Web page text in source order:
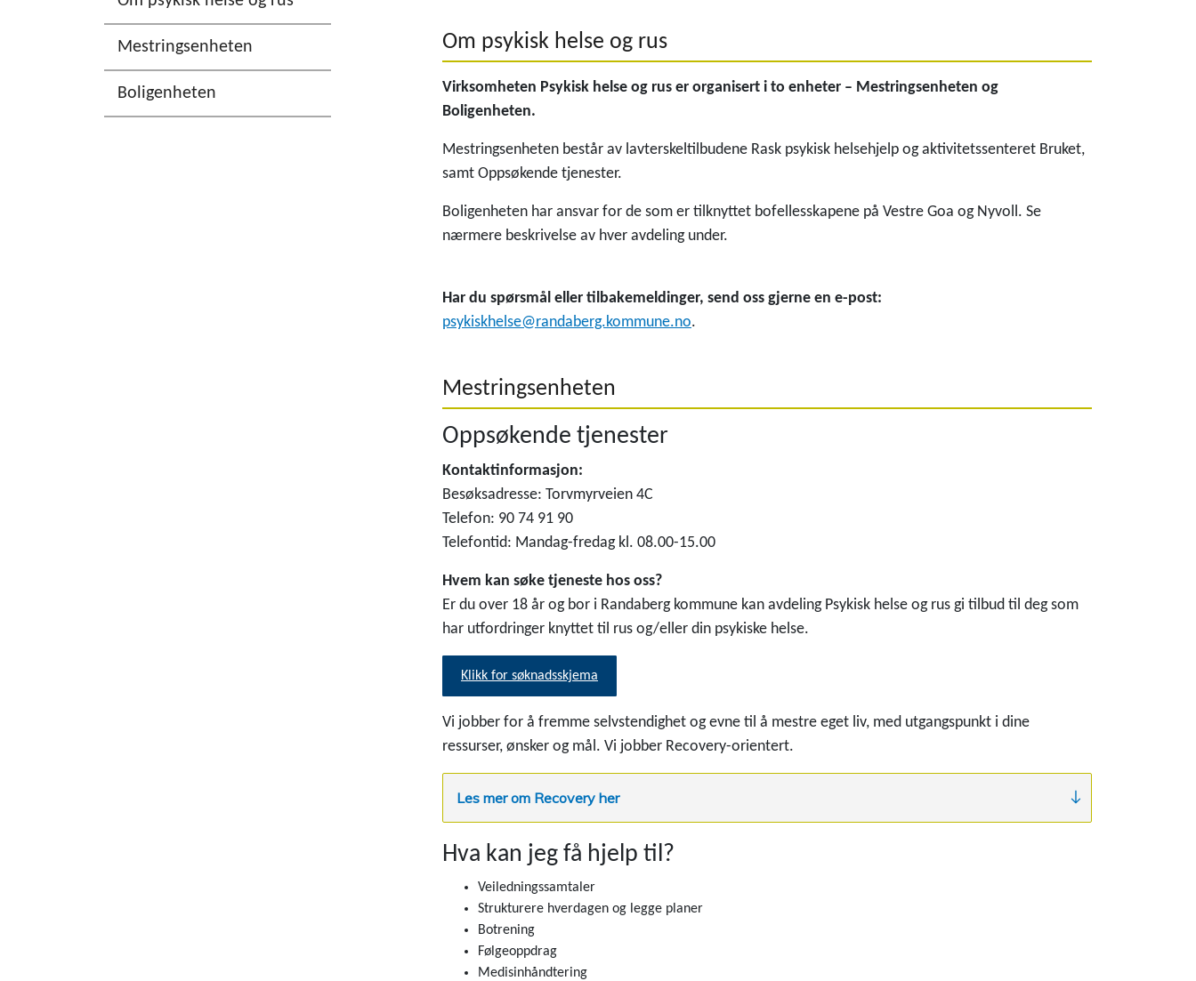
Mestringsenheten
Boligenheten
Om psykisk helse og rus
Virksomheten Psykisk helse og rus er organisert i to enheter – Mestringsenheten og
Boligenheten.
Mestringsenheten består av lavterskeltilbudene Rask psykisk helsehjelp og aktivitetssenteret Bruket,
samt Oppsøkende tjenester.
Boligenheten har ansvar for de som er tilknyttet bofellesskapene på Vestre Goa og Nyvoll. Se
nærmere beskrivelse av hver avdeling under.
Har du spørsmål eller tilbakemeldinger, send oss gjerne en e-post:
psykiskhelse@randaberg.kommune.no.
Mestringsenheten
Oppsøkende tjenester
Kontaktinformasjon:
Besøksadresse: Torvmyrveien 4C
Telefon: 90 74 91 90
Telefontid: Mandag-fredag kl. 08.00-15.00
Hvem kan søke tjeneste hos oss?
Er du over 18 år og bor i Randaberg kommune kan avdeling Psykisk helse og rus gi tilbud til deg som
har utfordringer knyttet til rus og/eller din psykiske helse.
Klikk for søknadsskjema
Vi jobber for å fremme selvstendighet og evne til å mestre eget liv, med utgangspunkt i dine
ressurser, ønsker og mål. Vi jobber Recovery-orientert.
Les mer om Recovery her
Hva kan jeg få hjelp til?
Veiledningssamtaler
Strukturere hverdagen og legge planer
Botrening
Følgeoppdrag
Medisinhåndtering